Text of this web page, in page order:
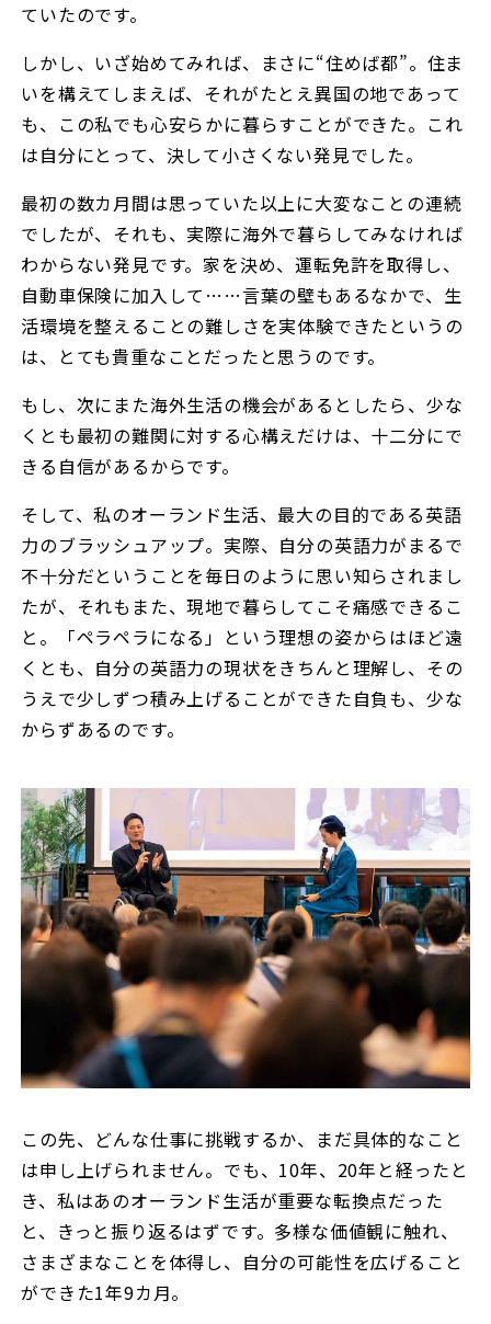
ていたのです。
しかし、いざ始めてみれば、まさに“住めば都”。住ま
いを構えてしまえば、それがたとえ異国の地であって
も、この私でも心安らかに暮らすことができた。これ
は自分にとって、決して小さくない発見でした。
最初の数カ月間は思っていた以上に大変なことの連続
でしたが、それも、実際に海外で暮らしてみなければ
わからない発見です。家を決め、運転免許を取得し、
自動車保険に加入して……言葉の壁もあるなかで、生
活環境を整えることの難しさを実体験できたというの
は、とても貴重なことだったと思うのです。
もし、次にまた海外生活の機会があるとしたら、少な
くとも最初の難関に対する心構えだけは、十二分にで
きる自信があるからです。
そして、私のオーランド生活、最大の目的である英語
力のブラッシュアップ。実際、自分の英語力がまるで
不十分だということを毎日のように思い知らされまし
たが、それもまた、現地で暮らしてこそ痛感できるこ
と。「ペラペラになる」という理想の姿からはほど遠
くとも、自分の英語力の現状をきちんと理解し、その
うえで少しずつ積み上げることができた自負も、少な
からずあるのです。
この先、どんな仕事に挑戦するか、まだ具体的なこと
は申し上げられません。でも、10年、20年と経ったと
き、私はあのオーランド生活が重要な転換点だった
と、きっと振り返るはずです。多様な価値観に触れ、
さまざまなことを体得し、自分の可能性を広げること
ができた1年9カ月。